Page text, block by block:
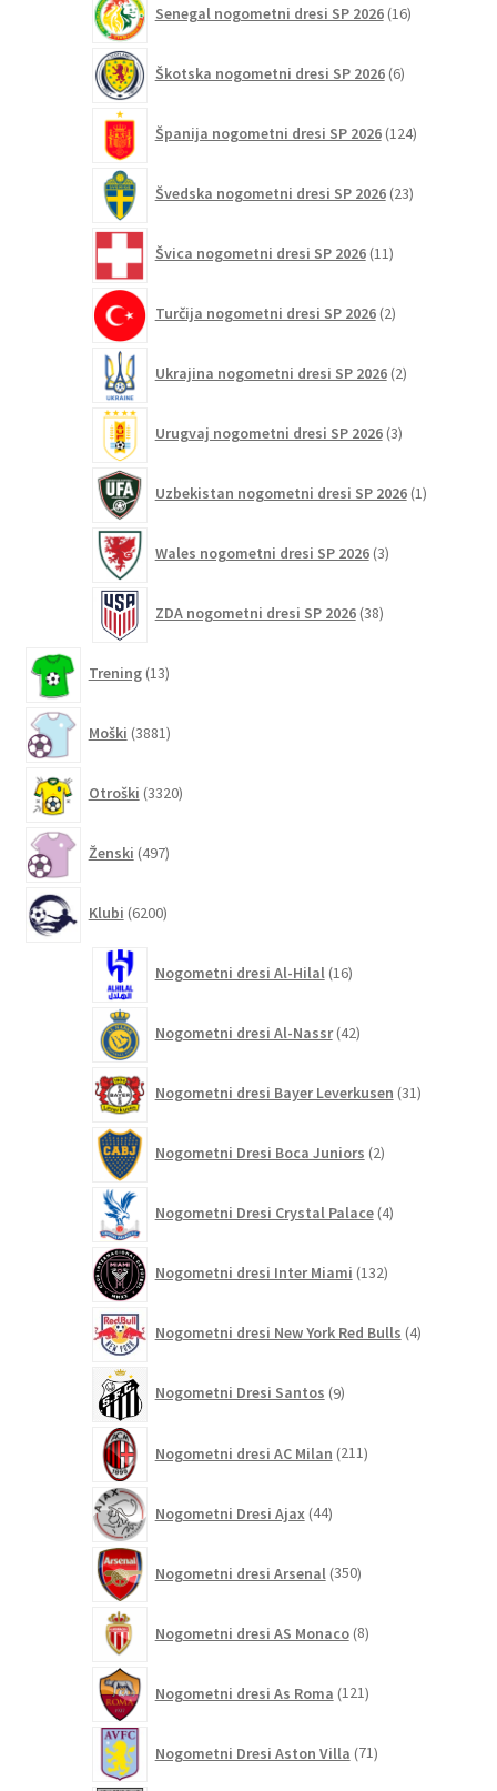
Senegal nogometni dresi SP 2026 16izdelkov
Škotska nogometni dresi SP 2026 6izdelkov
Španija nogometni dresi SP 2026 124izdelkov
Švedska nogometni dresi SP 2026 23izdelkov
Švica nogometni dresi SP 2026 11izdelkov
Turčija nogometni dresi SP 2026 2izdelka
Ukrajina nogometni dresi SP 2026 2izdelka
Urugvaj nogometni dresi SP 2026 3izdelki
Uzbekistan nogometni dresi SP 2026 1izdelek
Wales nogometni dresi SP 2026 3izdelki
ZDA nogometni dresi SP 2026 38izdelkov
Trening 13izdelkov
Moški 3881izdelkov
Otroški 3320izdelkov
Ženski 497izdelkov
Klubi 6200izdelkov
Nogometni dresi Al-Hilal 16izdelkov
Nogometni dresi Al-Nassr 42izdelkov
Nogometni dresi Bayer Leverkusen 31izdelkov
Nogometni Dresi Boca Juniors 2izdelka
Nogometni Dresi Crystal Palace 4izdelki
Nogometni dresi Inter Miami 132izdelkov
Nogometni dresi New York Red Bulls 4izdelki
Nogometni Dresi Santos 9izdelkov
Nogometni dresi AC Milan 211izdelkov
Nogometni Dresi Ajax 44izdelkov
Nogometni dresi Arsenal 350izdelkov
Nogometni dresi AS Monaco 8izdelkov
Nogometni dresi As Roma 121izdelkov
Nogometni Dresi Aston Villa 71izdelkov